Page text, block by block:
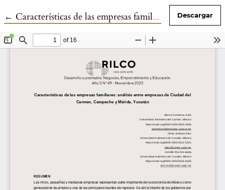
← Volver a los detalles del artículo
Características de las empresas familiares: análisis entre empresas de Ciudad del Carmen, Campeche y Mérida, Yucatán Descargar